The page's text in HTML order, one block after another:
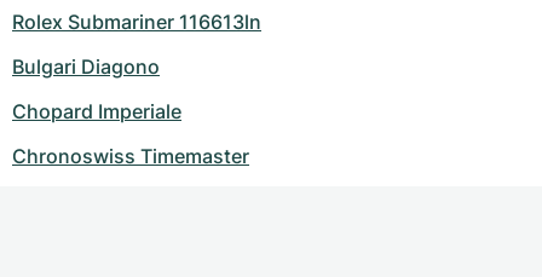
Rolex Submariner 116613ln
Bulgari Diagono
Chopard Imperiale
Chronoswiss Timemaster